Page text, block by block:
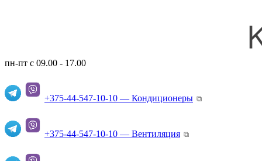
пн-пт с 09.00 - 17.00
+375-44-547-10-10 — Кондиционеры ⧉
+375-44-547-10-10 — Вентиляция ⧉